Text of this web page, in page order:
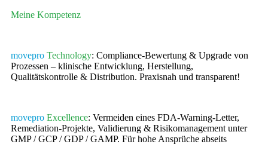
Meine Kompetenz
movepro Technology: Compliance-Bewertung & Upgrade von
Prozessen – klinische Entwicklung, Herstellung,
Qualitätskontrolle & Distribution. Praxisnah und transparent!
movepro Excellence: Vermeiden eines FDA-Warning-Letter,
Remediation-Projekte, Validierung & Risikomanagement unter
GMP / GCP / GDP / GAMP. Für hohe Ansprüche abseits